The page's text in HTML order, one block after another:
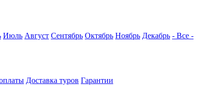
Июль Август Сентябрь Октябрь Ноябрь Декабрь - Все -
Доставка туров Гарантии